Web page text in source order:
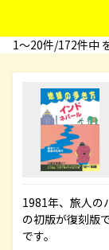
1〜20件/172件中
1981年、旅人の
の初版が復刻版
です。